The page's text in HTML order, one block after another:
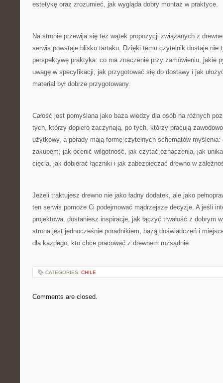
estetykę oraz zrozumieć, jak wygląda dobry montaż w praktyce.
Na stronie przewija się też wątek propozycji związanych z
serwis powstaje blisko tartaku. Dzięki temu czytelnik dostaje nie
perspektywę praktyka: co ma znaczenie przy zamówieniu, jakie
uwagę w specyfikacji, jak przygotować się do dostawy i jak
materiał był dobrze przygotowany.
Całość jest pomyślana jako baza wiedzy dla osób na różnych
tych, którzy dopiero zaczynają, po tych, którzy pracują
użytkowy, a porady mają formę czytelnych schematów myślenia:
zakupem, jak ocenić wilgotność, jak czytać oznaczenia, jak
cięcia, jak dobierać łączniki i jak zabezpieczać drewno w
Jeżeli traktujesz drewno nie jako ładny dodatek, ale jako
ten serwis pomoże Ci podejmować mądrzejsze decyzje. A jeśli
projektowa, dostaniesz inspiracje, jak łączyć trwałość z dobrym
strona jest jednocześnie poradnikiem, bazą doświadczeń i
dla każdego, kto chce pracować z drewnem rozsądnie.
CATEGORIES: CHILE
Comments are closed.